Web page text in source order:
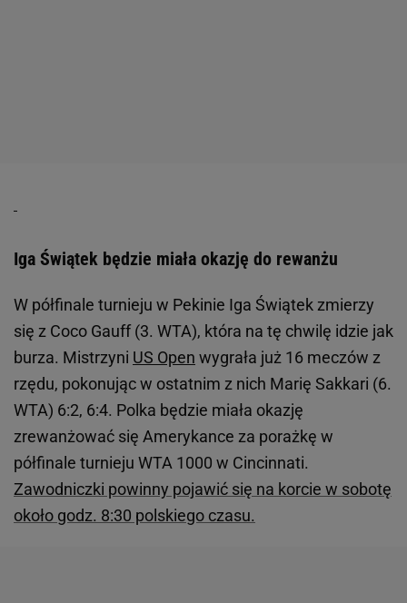
Iga Świątek będzie miała okazję do rewanżu
W półfinale turnieju w Pekinie Iga Świątek zmierzy
się z Coco Gauff (3. WTA), która na tę chwilę idzie jak
burza. Mistrzyni US Open wygrała już 16 meczów z
rzędu, pokonując w ostatnim z nich Marię Sakkari (6.
WTA) 6:2, 6:4. Polka będzie miała okazję
zrewanżować się Amerykance za porażkę w
półfinale turnieju WTA 1000 w Cincinnati.
Zawodniczki powinny pojawić się na korcie w sobotę
około godz. 8:30 polskiego czasu.